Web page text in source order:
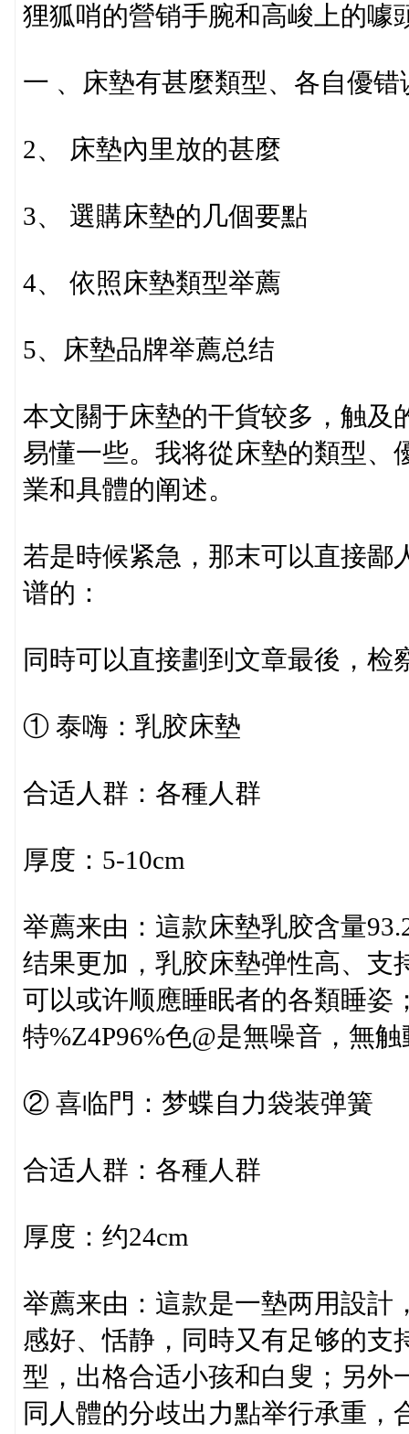
狸狐哨的營销手腕和高峻上的噱
一 、床墊有甚麼類型、各自優
2、 床墊內里放的甚麼
3、 選購床墊的几個要點
4、 依照床墊類型举薦
5、床墊品牌举薦总结
本文關于床墊的干貨较多，触及
易懂一些。我将從床墊的類型、
業和具體的阐述。
若是時候紧急，那末可以直接鄙
谱的：
同時可以直接劃到文章最後，检
① 泰嗨：乳胶床墊
合适人群：各種人群
厚度：5-10cm
举薦来由：這款床墊乳胶含量
结果更加，乳胶床墊弹性高、支
可以或许顺應睡眠者的各類睡姿
特%Z4P96%色@是無噪音，無
② 喜临門：梦蝶自力袋装弹簧
合适人群：各種人群
厚度：约24cm
举薦来由：這款是一墊两用設計
感好、恬静，同時又有足够的支
型，出格合适小孩和白叟；另外
同人體的分歧出力點举行承重